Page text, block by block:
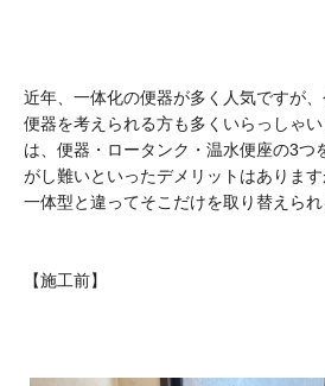
近年、一体化の便器が多く人気ですが
便器を考えられる方も多くいらっしゃ
は、便器・ロータンク・温水便座の3つ
がし難いといったデメリットはありま
一体型と違ってそこだけを取り替えられ
【施工前】